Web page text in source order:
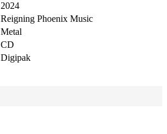
2024
Reigning Phoenix Music
Metal
CD
Digipak